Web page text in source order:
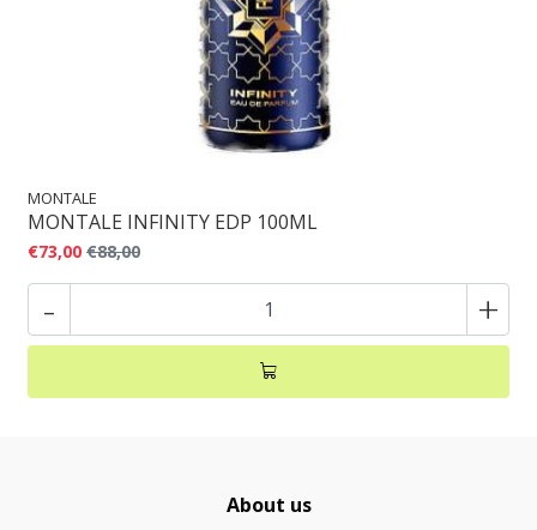
MONTALE
MONTALE INFINITY EDP 100ML
€73,00 €88,00
- +
About us